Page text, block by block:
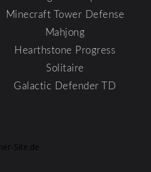
Minecraft Tower Defense
Mahjong
Hearthstone Progress
Solitaire
Galactic Defender TD
Site.de